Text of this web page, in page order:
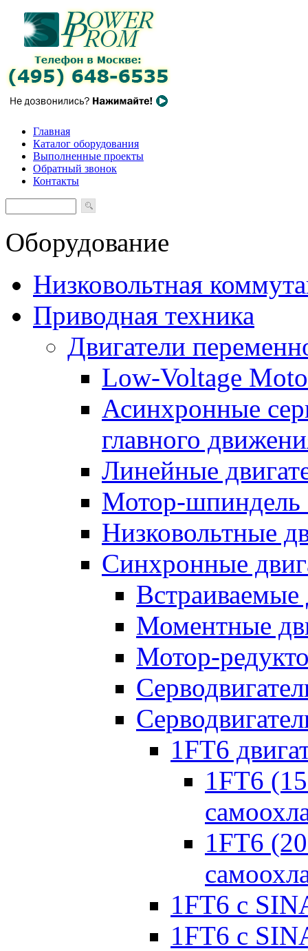
Главная
Каталог оборудования
Выполненные проекты
Обратный звонок
Контакты
Оборудование
Низковольтная
Приводная техника
Двигатели
Low-Voltage
Асинхронные
главного
Линейные
Мотор-шпиндель
Низковольтные
Синхронные
Встраиваемые
Моментные
Мотор-
1FT6
1FT6
1FT6
1FT6 с
1FT6 с